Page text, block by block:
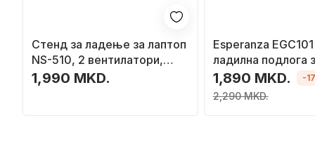
Стенд за ладење за лаптоп
NS-510, 2 вентилатори,
rainbow осветлување, црна
1,990 MKD.
Esperanza
ладилна подлога
црна
1,890 MKD.
2,290 MKD.
-